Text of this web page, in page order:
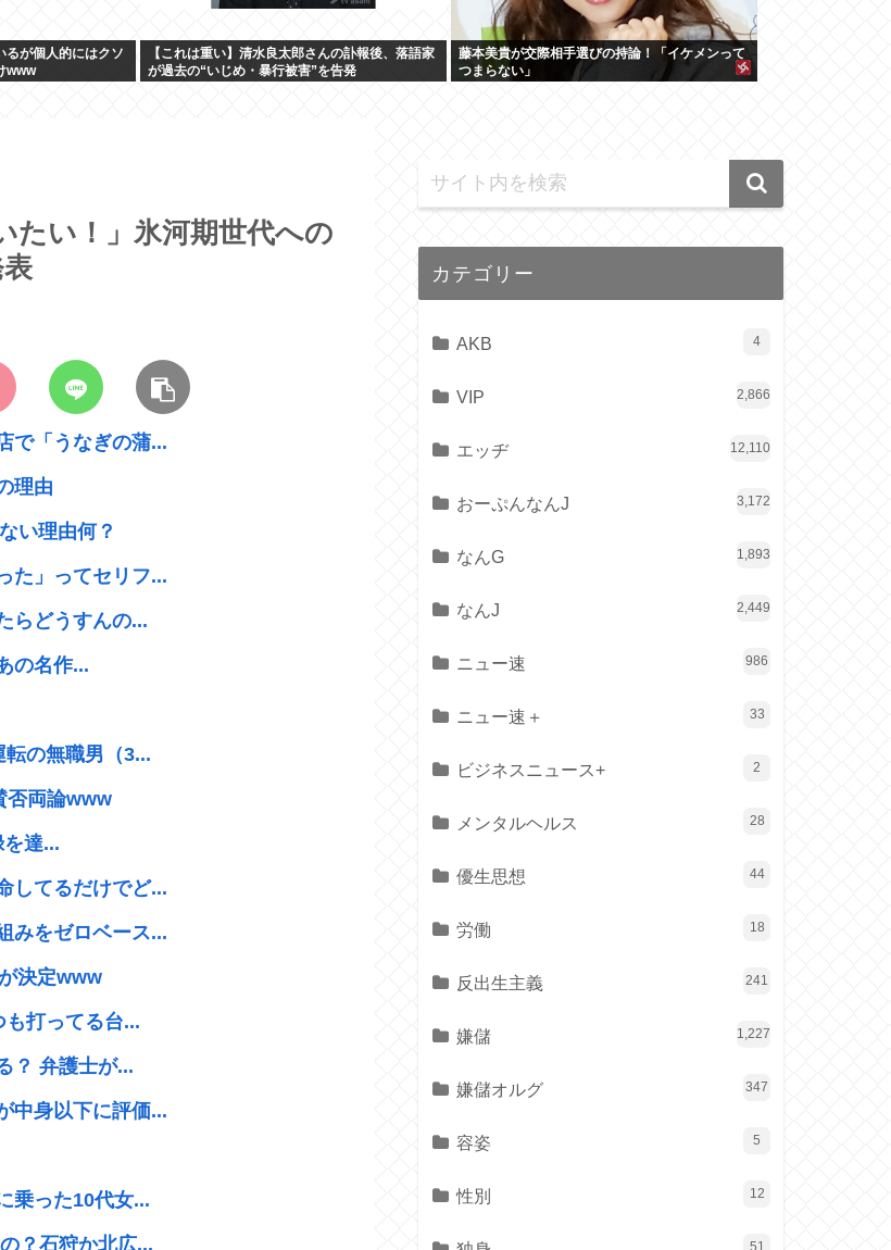
るが個人的にはクソ
www
【これは重い】清水良太郎さんの訃報後、落語家
が過去の“いじめ・暴行被害”を告発
藤本美貴が交際相手選びの持論！「イケメンって
つまらない」
たい！」氷河期世代への
で「うなぎの蒲...
理由
い理由何？
た」ってセリフ...
らどうすんの...
の名作...
転の無職男（3...
否両論www
達...
してるだけでど...
みをゼロベース...
決定www
打ってる台...
？ 弁護士が...
中身以下に評価...
乗った10代女...
？石狩か北広...
カテゴリー
AKB 4
VIP 2,866
エッヂ 12,110
おーぷんなんJ 3,172
なんG 1,893
なんJ 2,449
ニュー速 986
ニュー速＋ 33
ビジネスニュース+ 2
メンタルヘルス 28
優生思想 44
労働 18
反出生主義 241
嫌儲 1,227
嫌儲オルグ 347
容姿 5
性別 12
51